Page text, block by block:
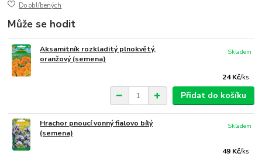
Do oblíbených
Může se hodit
Aksamitník rozkladitý plnokvětý,
oranžový (semena)
24 Kč/ks
Skladem
Přidat do košíku
Hrachor pnoucí vonný fialovo bílý
(semena)
49 Kč/ks
Skladem